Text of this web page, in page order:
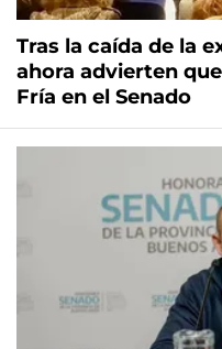
Tras la caída de la
ahora advierten
Fría en el Senado